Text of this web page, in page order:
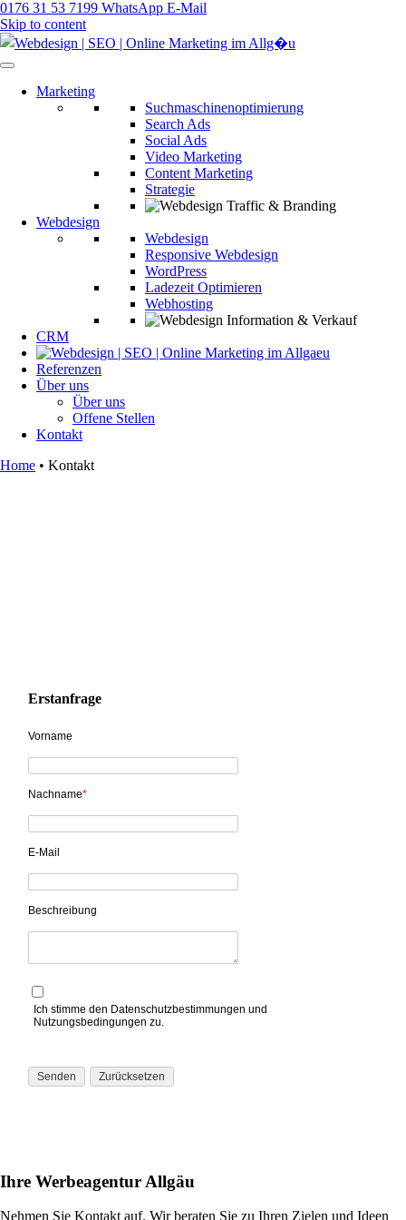
0176 31 53 7199 WhatsApp E-Mail
Skip to content
Marketing
Suchmaschinenoptimierung
Search Ads
Social Ads
Video Marketing
Content Marketing
Strategie
Traffic & Branding
Webdesign
Webdesign
Responsive Webdesign
WordPress
Ladezeit Optimieren
Webhosting
Information & Verkauf
CRM
Referenzen
Über uns
Über uns
Offene Stellen
Kontakt
Home • Kontakt
Erstanfrage
Vorname
Nachname*
E-Mail
Beschreibung
Ich stimme den Datenschutzbestimmungen und
Nutzungsbedingungen zu.
Ihre Werbeagentur Allgäu
Nehmen Sie Kontakt auf. Wir beraten Sie zu Ihren Zielen und Ideen